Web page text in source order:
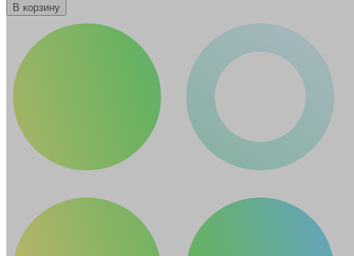
В корзину